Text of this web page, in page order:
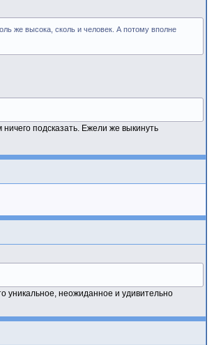
же высока, сколь и человек. А потому вполне
подсказать. Ежели же выкинуть
уникальное, неожиданное и удивительно